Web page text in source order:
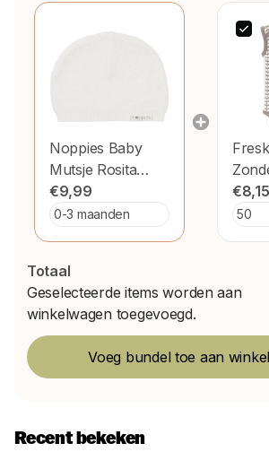
Noppies Baby
Mutsje Rosita
White
€9,99 €8,15
Totaal
Geselecteerde items worden aan
winkelwagen toegevoegd.
Voeg bundel toe aan
Recent bekeken